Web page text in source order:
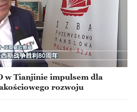
w Tianjinie impulsem dla
rozwoju